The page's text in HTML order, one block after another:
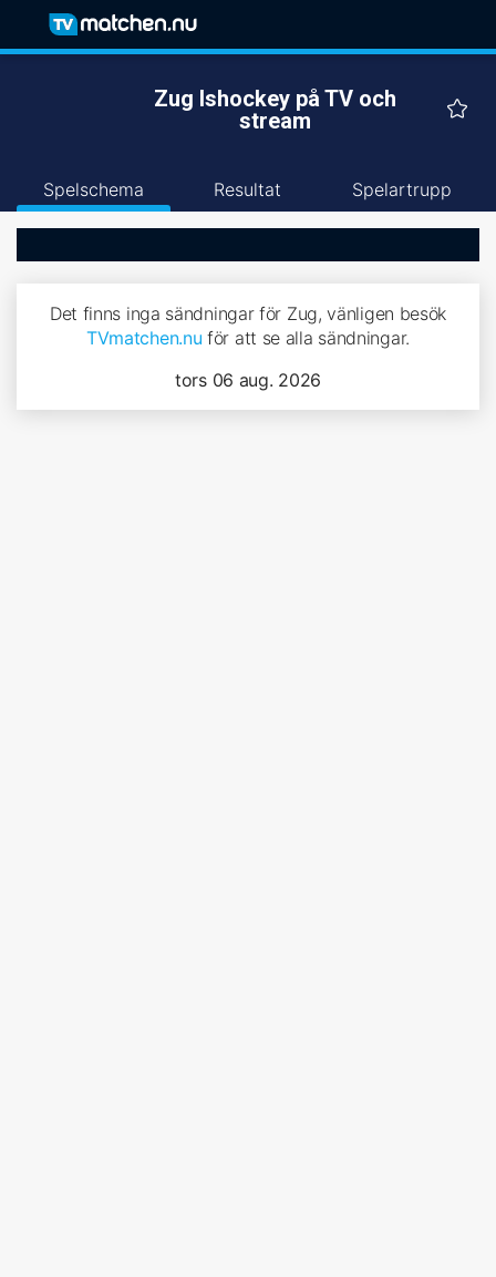
Zug Ishockey på TV och
stream
Spelschema Resultat Spelartrupp
Det finns inga sändningar för Zug, vänligen besök
TVmatchen.nu för att se alla sändningar.
tors 06 aug. 2026